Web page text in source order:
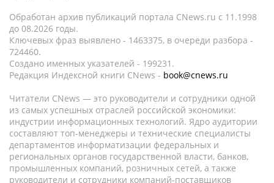
Обработан архив публикаций портала CNews.ru c 11.1998
до 08.2026 годы.
Ключевых фраз выявлено - 1463375, в очереди разбора -
724460.
Создано именных указателей - 199231.
Редакция Индексной книги CNews - book@cnews.ru
Читатели CNews — это руководители и сотрудники одной
из самых успешных отраслей российской экономики:
индустрии информационных технологий. Ядро аудитории
составляют топ-менеджеры и технические специалисты
департаментов информатизации федеральных и
региональных органов государственной власти, банков,
промышленных компаний, розничных сетей, а также
руководители и сотрудники компаний-поставщиков